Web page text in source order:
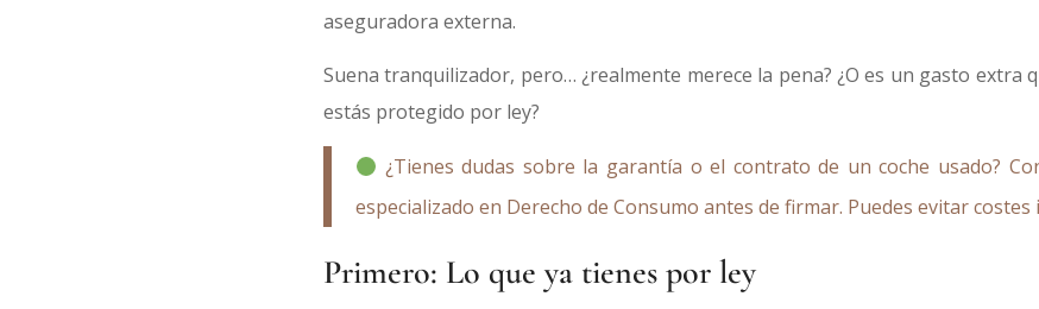
aseguradora externa.
Suena tranquilizador, pero… ¿realmente merece la pena? ¿O es un gasto extra
estás protegido por ley?
¿Tienes dudas sobre la garantía o el contrato de un coche usado?
especializado en Derecho de Consumo antes de firmar. Puedes evitar costes
Primero: Lo que ya tienes por ley